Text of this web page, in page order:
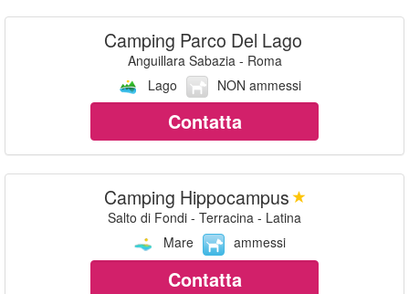
Camping Parco Del Lago
Anguillara Sabazia - Roma
Lago
NON ammessi
Contatta
Camping Hippocampus
Salto di Fondi - Terracina - Latina
Mare
ammessi
Contatta